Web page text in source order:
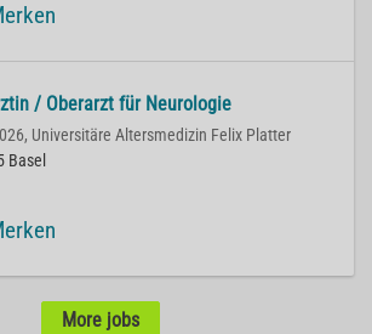
/ Oberarzt für Neurologie
Universitäre Altersmedizin Felix Platter
Basel
More jobs